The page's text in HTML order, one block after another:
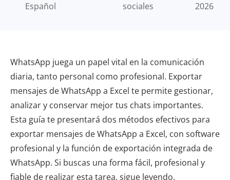
Español
sociales
2026
WhatsApp juega un papel vital en la comunicación
diaria, tanto personal como profesional. Exportar
mensajes de WhatsApp a Excel te permite gestionar,
analizar y conservar mejor tus chats importantes.
Esta guía te presentará dos métodos efectivos para
exportar mensajes de WhatsApp a Excel, con software
profesional y la función de exportación integrada de
WhatsApp. Si buscas una forma fácil, profesional y
fiable de realizar esta tarea, sigue leyendo.